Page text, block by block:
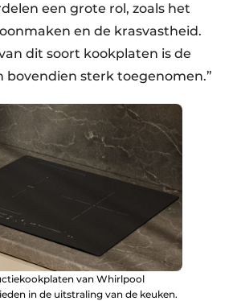
een grote rol, zoals het
en de krasvastheid.
dit soort kookplaten is de
bovendien sterk toegenomen.”
van Whirlpool
in de uitstraling van de keuken.